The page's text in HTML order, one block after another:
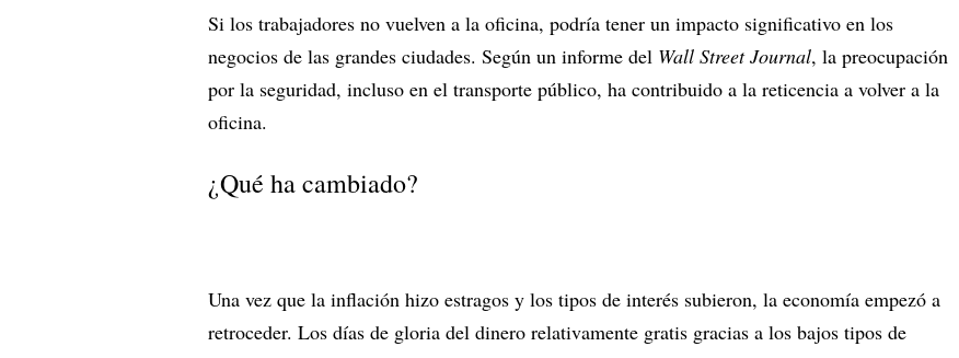
Si los trabajadores no vuelven a la oficina, podría tener un impacto significativo en los
negocios de las grandes ciudades. Según un informe del Wall Street Journal, la preocupación
por la seguridad, incluso en el transporte público, ha contribuido a la reticencia a volver a la
oficina.
¿Qué ha cambiado?
Una vez que la inflación hizo estragos y los tipos de interés subieron, la economía empezó a
retroceder. Los días de gloria del dinero relativamente gratis gracias a los bajos tipos de